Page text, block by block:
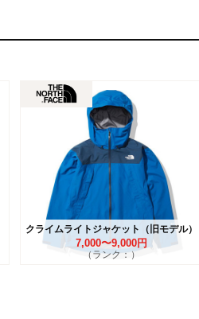
クライムライトジャケット（旧モデル）
7,000〜9,000円
（ランク：）